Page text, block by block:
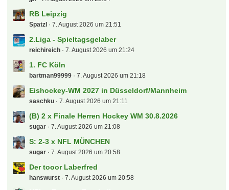
Phil93257 7. August 2026 um 23:46
Flosse1909 7. August 2026 um 23:33
Dschorgo 7. August 2026 um 23:30
mig71 7. August 2026 um 23:27
markus84 7. August 2026 um 22:53
Münster/Dortmund/Köln am 12.8
molokoplus 7. August 2026 um 22:39
Groundhopper-Touren
saschku 7. August 2026 um 22:35